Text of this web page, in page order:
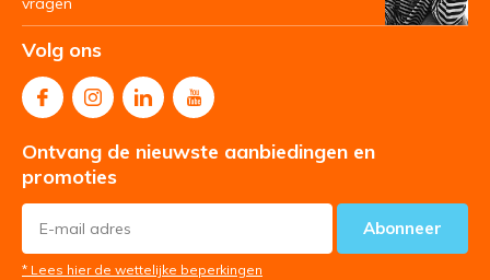
Volg ons
Ontvang de nieuwste aanbiedingen en
promoties
Abonneer
* Lees hier de wettelijke beperkingen